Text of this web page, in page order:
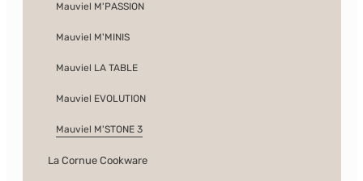
Mauviel M'PASSION
Mauviel M'MINIS
Mauviel LA TABLE
Mauviel EVOLUTION
Mauviel M'STONE 3
La Cornue Cookware